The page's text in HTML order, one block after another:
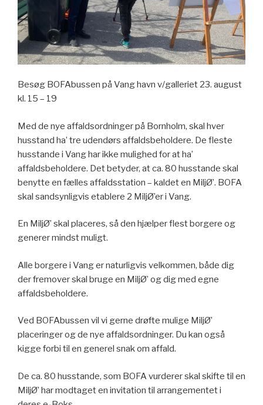
Besøg BOFAbussen på Vang havn v/galleriet 23. august
kl. 15 – 19
Med de nye affaldsordninger på Bornholm, skal hver
husstand ha’ tre udendørs affaldsbeholdere. De fleste
husstande i Vang har ikke mulighed for at ha’
affaldsbeholdere. Det betyder, at ca. 80 husstande skal
benytte en fælles affaldsstation – kaldet en MiljØ’. BOFA
skal sandsynligvis etablere 2 MiljØ’er i Vang.
En MiljØ’ skal placeres, så den hjælper flest borgere og
generer mindst muligt.
Alle borgere i Vang er naturligvis velkommen, både dig
der fremover skal bruge en MiljØ’ og dig med egne
affaldsbeholdere.
Ved BOFAbussen vil vi gerne drøfte mulige MiljØ’
placeringer og de nye affaldsordninger. Du kan også
kigge forbi til en generel snak om affald.
De ca. 80 husstande, som BOFA vurderer skal skifte til en
MiljØ’ har modtaget en invitation til arrangementet i